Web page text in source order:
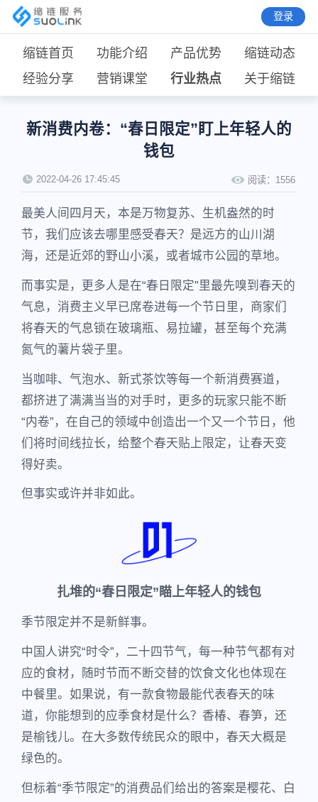
登录
缩链首页 功能介绍 产品优势
缩链动态
经验分享
营销课堂 行业热点 关于缩链
新消费内卷：“春日限定”盯上年轻人的
钱包
2022-04-26 17:45:45 阅读： 1556
最美人间四月天，本是万物复苏、生机盎然的时
节，我们应该去哪里感受春天？是远方的山川湖
海，还是近郊的野山小溪，或者城市公园的草地。
而事实是，更多人是在“春日限定”里最先嗅到春天的
气息，消费主义早已席卷进每一个节日里，商家们
将春天的气息锁在玻璃瓶、易拉罐，甚至每个充满
氮气的薯片袋子里。
当咖啡、气泡水、新式茶饮等每一个新消费赛道，
都挤进了满满当当的对手时，更多的玩家只能不断
“内卷”，在自己的领域中创造出一个又一个节日，他
们将时间线拉长，给整个春天贴上限定，让春天变
得好卖。
但事实或许并非如此。
扎堆的“春日限定”瞄上年轻人的钱包
季节限定并不是新鲜事。
中国人讲究“时令”，二十四节气，每一种节气都有对
应的食材，随时节而不断交替的饮食文化也体现在
中餐里。如果说，有一款食物最能代表春天的味
道，你能想到的应季食材是什么？香椿、春笋，还
是榆钱儿。在大多数传统民众的眼中，春天大概是
绿色的。
但标着“季节限定”的消费品们给出的答案是樱花、白